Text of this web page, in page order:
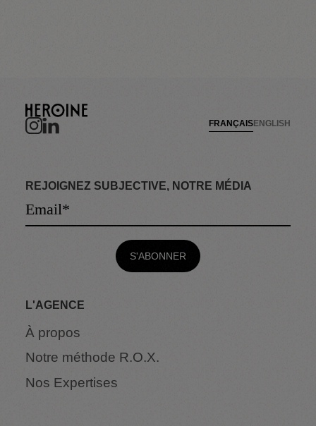
FRANÇAISENGLISH
REJOIGNEZ SUBJECTIVE, NOTRE MÉDIA
L'AGENCE
À propos
Notre méthode R.O.X.
Nos Expertises